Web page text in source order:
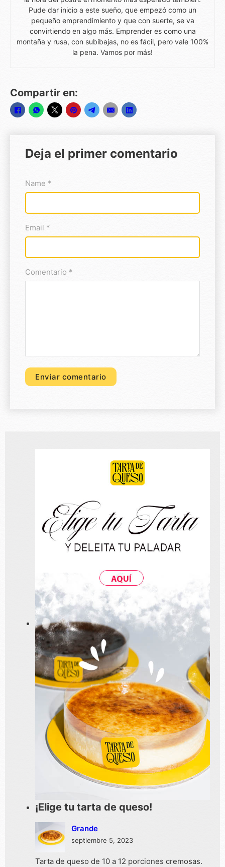
Pude dar inicio a este sueño, que empezó como un
pequeño emprendimiento y que con suerte, se va
convirtiendo en algo más. Emprender es como una
montaña y rusa, con subibajas, no es fácil, pero vale 100%
la pena. Vamos por más!
Compartir en:
Deja el primer comentario
Name *
Email *
Comentario *
¡Elige tu tarta de queso!
Grande
septiembre 5, 2023
Tarta de queso de 10 a 12 porciones cremosas.